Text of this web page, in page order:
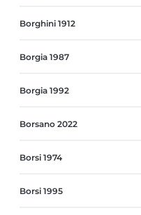
Borghini 1912
Borgia 1987
Borgia 1992
Borsano 2022
Borsi 1974
Borsi 1995